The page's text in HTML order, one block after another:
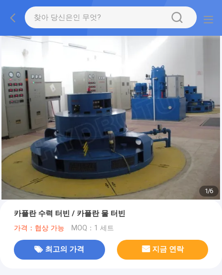
1/6
카플란 수력 터빈 / 카플란 물 터빈
가격：협상 가능 MOQ：1 세트
최고의 가격 지금 연락